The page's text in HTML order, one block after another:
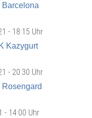
Barcelona
- 18:15 Uhr
Kazygurt
- 20:30 Uhr
Rosengard
- 14:00 Uhr